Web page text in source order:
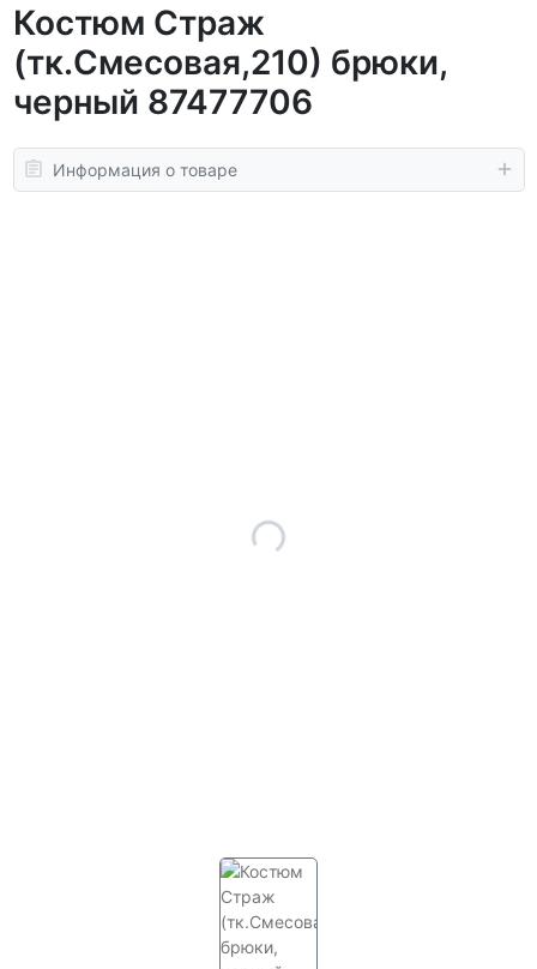
Костюм Страж
(тк.Смесовая,210) брюки,
черный 87477706
Информация о товаре